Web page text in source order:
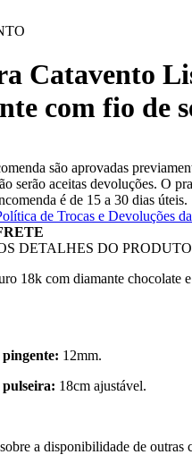
Catavento
com fio de
são aprovadas
serão aceitas devoluções. O
é de 15 a 30 dias úteis.
de Trocas e Devoluções
DETALHES DO PRODUTO
18k com diamante chocolate
12mm.
18cm ajustável.
a disponibilidade de outras